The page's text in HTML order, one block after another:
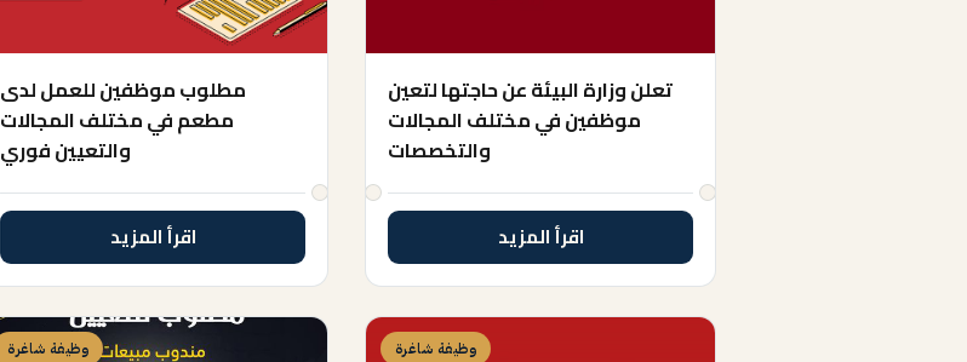
تعلن وزارة البيئة عن حاجتها لتعين
موظفين في مختلف المجالات
والتخصصات
اقرأ المزيد
مطلوب موظفين للعمل لدى
مطعم في مختلف المجالات
والتعيين فوري
اقرأ المزيد
وظيفة شاغرة وظيفة شاغرة